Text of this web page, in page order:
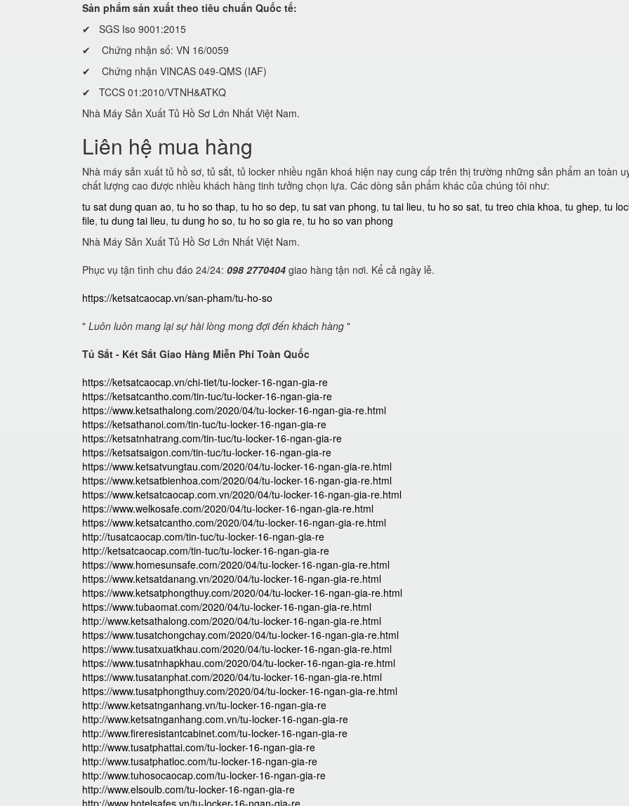
Sản phẩm sản xuất theo tiêu chuẩn Quốc tế:
✔ SGS Iso 9001:2015
✔ Chứng nhận số: VN 16/0059
✔ Chứng nhận VINCAS 049-QMS (IAF)
✔ TCCS 01:2010/VTNH&ATKQ
Nhà Máy Sản Xuất Tủ Hồ Sơ Lớn Nhất Việt Nam.
Liên hệ mua hàng
Nhà máy sản xuất tủ hồ sơ, tủ sắt, tủ locker nhiều ngăn khoá hiện nay cung cấp trên thị trường những sản phẩm an toàn
chất lượng cao được nhiều khách hàng tinh tưởng chọn lựa. Các dòng sản phẩm khác của chúng tôi như:
tu sat dung quan ao, tu ho so thap, tu ho so dep, tu sat van phong, tu tai lieu, tu ho so sat, tu treo chia khoa, tu ghep, tu
file, tu dung tai lieu, tu dung ho so, tu ho so gia re, tu ho so van phong
Nhà Máy Sản Xuất Tủ Hồ Sơ Lớn Nhất Việt Nam.
Phục vụ tận tình chu đáo 24/24: 098 2770404 giao hàng tận nơi. Kể cả ngày lễ.
https://ketsatcaocap.vn/san-pham/tu-ho-so
" Luôn luôn mang lại sự hài lòng mong đợi đến khách hàng "
Tủ Sắt - Két Sắt Giao Hàng Miễn Phí Toàn Quốc
https://ketsatcaocap.vn/chi-tiet/tu-locker-16-ngan-gia-re
https://ketsatcantho.com/tin-tuc/tu-locker-16-ngan-gia-re
https://www.ketsathalong.com/2020/04/tu-locker-16-ngan-gia-re.html
https://ketsathanoi.com/tin-tuc/tu-locker-16-ngan-gia-re
https://ketsatnhatrang.com/tin-tuc/tu-locker-16-ngan-gia-re
https://ketsatsaigon.com/tin-tuc/tu-locker-16-ngan-gia-re
https://www.ketsatvungtau.com/2020/04/tu-locker-16-ngan-gia-re.html
https://www.ketsatbienhoa.com/2020/04/tu-locker-16-ngan-gia-re.html
https://www.ketsatcaocap.com.vn/2020/04/tu-locker-16-ngan-gia-re.html
https://www.welkosafe.com/2020/04/tu-locker-16-ngan-gia-re.html
https://www.ketsatcantho.com/2020/04/tu-locker-16-ngan-gia-re.html
http://tusatcaocap.com/tin-tuc/tu-locker-16-ngan-gia-re
http://ketsatcaocap.com/tin-tuc/tu-locker-16-ngan-gia-re
https://www.homesunsafe.com/2020/04/tu-locker-16-ngan-gia-re.html
https://www.ketsatdanang.vn/2020/04/tu-locker-16-ngan-gia-re.html
https://www.ketsatphongthuy.com/2020/04/tu-locker-16-ngan-gia-re.html
https://www.tubaomat.com/2020/04/tu-locker-16-ngan-gia-re.html
http://www.ketsathalong.com/2020/04/tu-locker-16-ngan-gia-re.html
https://www.tusatchongchay.com/2020/04/tu-locker-16-ngan-gia-re.html
https://www.tusatxuatkhau.com/2020/04/tu-locker-16-ngan-gia-re.html
https://www.tusatnhapkhau.com/2020/04/tu-locker-16-ngan-gia-re.html
https://www.tusatanphat.com/2020/04/tu-locker-16-ngan-gia-re.html
https://www.tusatphongthuy.com/2020/04/tu-locker-16-ngan-gia-re.html
http://www.ketsatnganhang.vn/tu-locker-16-ngan-gia-re
http://www.ketsatnganhang.com.vn/tu-locker-16-ngan-gia-re
http://www.fireresistantcabinet.com/tu-locker-16-ngan-gia-re
http://www.tusatphattai.com/tu-locker-16-ngan-gia-re
http://www.tusatphatloc.com/tu-locker-16-ngan-gia-re
http://www.tuhosocaocap.com/tu-locker-16-ngan-gia-re
http://www.elsoulb.com/tu-locker-16-ngan-gia-re
http://www.hotelsafes.vn/tu-locker-16-ngan-gia-re